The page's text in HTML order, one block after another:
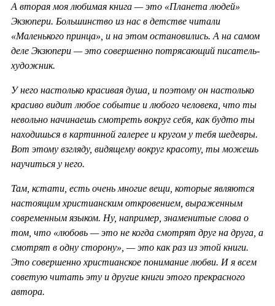
А вторая моя любимая книга — это «Планета людей»
Экзюпери. Большинство из нас в детстве читали
«Маленького принца», и на этом остановились. А на самом
деле Экзюпери — это совершенно потрясающий писатель-
художник.
У него настолько красивая душа, и поэтому он настолько
красиво видит любое событие и любого человека, что ты
невольно начинаешь смотреть вокруг себя, как будто ты
находишься в картинной галерее и кругом у тебя шедевры.
Вот этому взгляду, видящему вокруг красоту, ты можешь
научиться у него.
Там, кстати, есть очень многие вещи, которые являются
настоящим христианским откровением, выраженным
современным языком. Ну, например, знаменитые слова о
том, что «любовь — это не когда смотрят друг на друга, а
смотрят в одну сторону», — это как раз из этой книги.
Это совершенно христианское понимание любви. И я всем
советую читать эту и другие книги этого прекрасного
автора.